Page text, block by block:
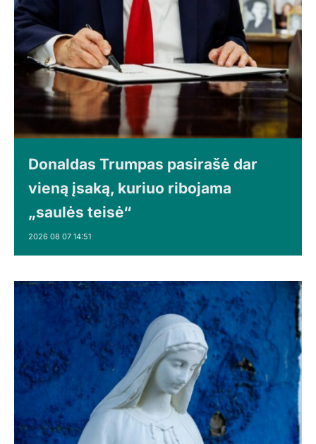
Donaldas Trumpas pasirašė dar
vieną įsaką, kuriuo ribojama
„saulės teisė“
2026 08 07 14:51